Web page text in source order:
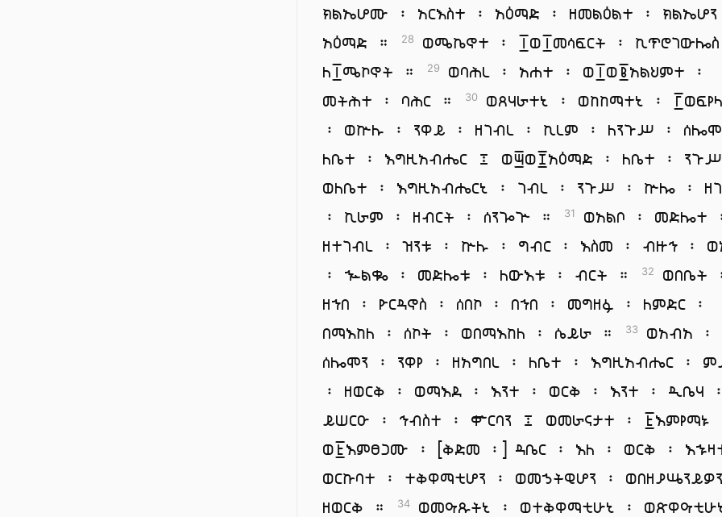
ክልኤሆሙ ፡ አርእስተ ፡ አዕማድ ፡ ዘመልዕልተ ፡ ክልኤሆን
አዕማድ ።
28
ወሜኬኖተ ፡ ፲ወ፲መሳፍርት ፡ ኪጥሮገውሎስ
ለ፲ሜኮኖት ።
29
ወባሕረ ፡ አሐተ ፡ ወ፲ወ፪አልህምተ ፡
መትሕተ ፡ ባሕር ።
30
ወጸሃራተኒ ፡ ወከከማተኒ ፡
፡ ወኵሉ ፡ ንዋይ ፡ ዘገብረ ፡ ኪረም ፡ ለንጉሥ ፡
ለቤተ ፡ እግዚአብሔር ፤ ወ፵ወ፰አዕማድ ፡ ለቤተ ፡
ወለቤተ ፡ እግዚአብሔርኒ ፡ ገብረ ፡ ንጉሥ ፡ ኵሎ ፡
፡ ኪራም ፡ ዘብርት ፡ ሰንጐጕ ።
31
ወአልቦ ፡ መድሎተ
ዘተገብረ ፡ ዝንቱ ፡ ኵሉ ፡ ግብር ፡ እስመ ፡ ብዙኅ ፡
፡ ኍልቈ ፡ መድሎቱ ፡ ለውእቱ ፡ ብርት ።
32
ወበቤት
ዘኀበ ፡ ዮርዳኖስ ፡ ሰበኮ ፡ በኀበ ፡ መግዘፉ ፡ ለምድር ፡
በማእከለ ፡ ሰኮት ፡ ወበማእከለ ፡ ሴይራ ።
33
ወአብአ ፡
ሰሎሞን ፡ ንዋየ ፡ ዘአግበረ ፡ ለቤተ ፡ እግዚአብሔር ፡
፡ ዘወርቅ ፡ ወማእደ ፡ እንተ ፡ ወርቅ ፡ እንተ ፡ ዲቤሃ ፡
ይሠርዑ ፡ ኅብስተ ፡ ቍርባን ፤ ወመራናታተ ፡ ፭እምየማኑ
ወ፭እምፀጋሙ ፡ [ቅድመ ፡] ዳቤር ፡ እለ ፡ ወርቅ ፡
ወርኩባተ ፡ ተቅዋማቲሆን ፡ ወመኃትዊሆን ፡
ዘወርቅ ።
34 ወመዓጹትኒ ፡ ወተቅዋማቲሁኒ ፡